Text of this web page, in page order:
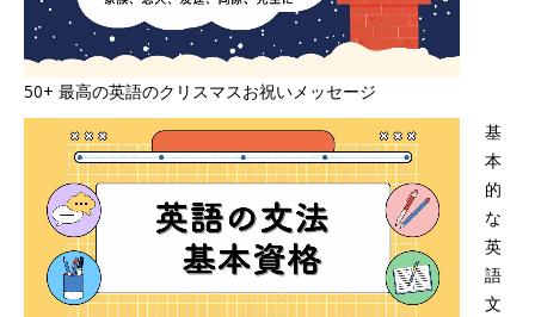
50+ 最高の英語のクリスマスお祝いメッセージ
基
本
的
な
英
語
文